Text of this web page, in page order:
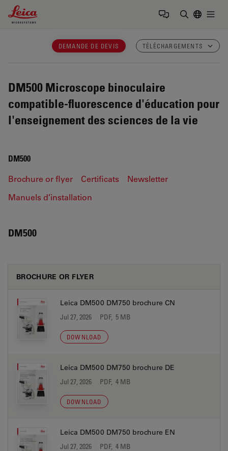
Leica Microsystems Logo
DEMANDE DE DEVIS TÉLÉCHARGEMENTS
DM500 Microscope binoculaire
compatible-fluorescence d'éducation pour
l'enseignement des sciences de la vie
DM500
Brochure or flyer Certificats
Newsletter
Manuels d’installation
DM500
BROCHURE OR FLYER
Leica DM500 DM750 brochure CN
Jul 27, 2026 PDF, 5 MB
DOWNLOAD
Leica DM500 DM750 brochure DE
Jul 27, 2026 PDF, 4 MB
DOWNLOAD
Leica DM500 DM750 brochure EN
Jul 27, 2026 PDF, 4 MB